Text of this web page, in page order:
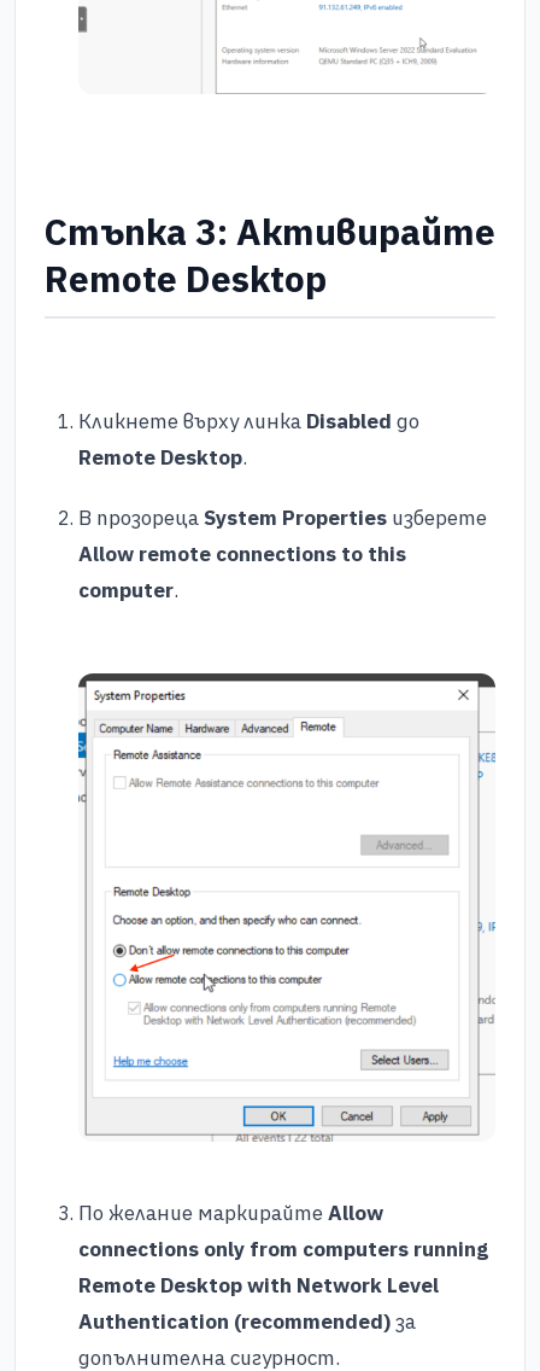
Стъпка 3: Активирайте
Remote Desktop
Кликнете върху линка Disabled до
Remote Desktop.
В прозореца System Properties изберете
Allow remote connections to this
computer.
По желание маркирайтеAllow
connections only from computers running
Remote Desktop with Network Level
Authentication (recommended)за
допълнителна сигурност.